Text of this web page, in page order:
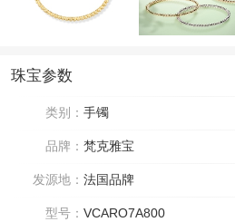
珠宝参数
类别： 手镯
品牌： 梵克雅宝
发源地： 法国品牌
型号： VCARO7A800